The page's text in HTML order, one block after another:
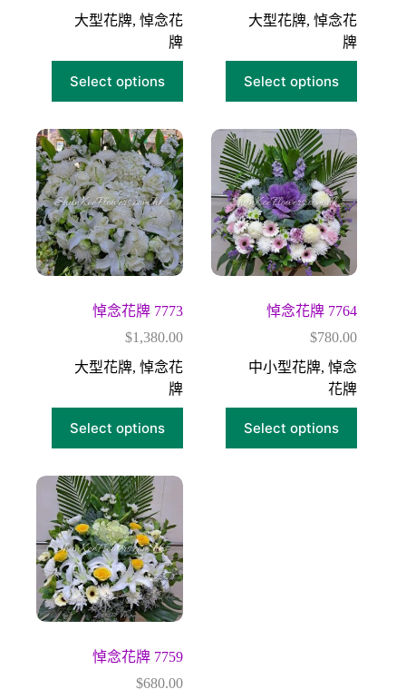
大型花牌, 悼念花
牌
Select options
大型花牌,悼念花
牌
Select options
悼念花牌 7773
$1,380.00
大型花牌, 悼念花
牌
Select options
悼念花牌 7764
$780.00
中小型花牌,悼念
花牌
Select options
悼念花牌 7759
$680.00